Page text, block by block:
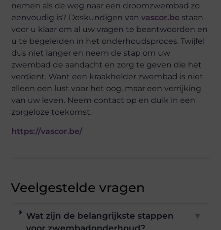
nemen als de weg naar een droomzwembad zo
eenvoudig is? Deskundigen vanvascor.be staan
voor u klaar om al uw vragen te beantwoorden en
u te begeleiden in het onderhoudsproces. Twijfel
dus niet langer en neem de stap om uw
zwembad de aandacht en zorg te geven die het
verdient. Want een kraakhelder zwembad is niet
alleen een lust voor het oog, maar een verrijking
van uw leven. Neem contact op en duik in een
zorgeloze toekomst.
https://vascor.be/
Veelgestelde vragen
Wat zijn de belangrijkste stappen
voor zwembadonderhoud?
▼